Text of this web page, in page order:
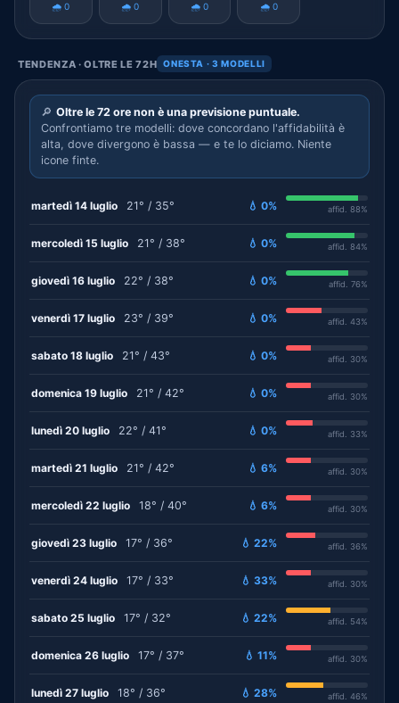
🌧️ 0 🌧️ 0 🌧️ 0 🌧️ 0
TENDENZA · OLTRE LE 72H ONESTA · 3 MODELLI
🔎 Oltre le 72 ore non è una previsione puntuale.
Confrontiamo tre modelli: dove concordano l'affidabilità è
alta, dove divergono è bassa — e te lo diciamo. Niente
icone finte.
martedì 14 luglio 21° / 35° 💧 0% affid. 88%
mercoledì 15 luglio 21° / 38° 💧 0% affid. 84%
giovedì 16 luglio 22° / 38° 💧 0% affid. 76%
venerdì 17 luglio 23° / 39° 💧 0% affid. 43%
sabato 18 luglio 21° / 43° 💧 0% affid. 30%
domenica 19 luglio 21° / 42° 💧 0% affid. 30%
lunedì 20 luglio 22° / 41° 💧 0% affid. 33%
martedì 21 luglio 21° / 42° 💧 6% affid. 30%
mercoledì 22 luglio 18° / 40° 💧 6% affid. 30%
giovedì 23 luglio 17° / 36° 💧 22% affid. 36%
venerdì 24 luglio 17° / 33° 💧 33% affid. 30%
sabato 25 luglio 17° / 32° 💧 22% affid. 54%
domenica 26 luglio 17° / 37° 💧 11% affid. 30%
lunedì 27 luglio 18° / 36° 💧 28% affid. 46%